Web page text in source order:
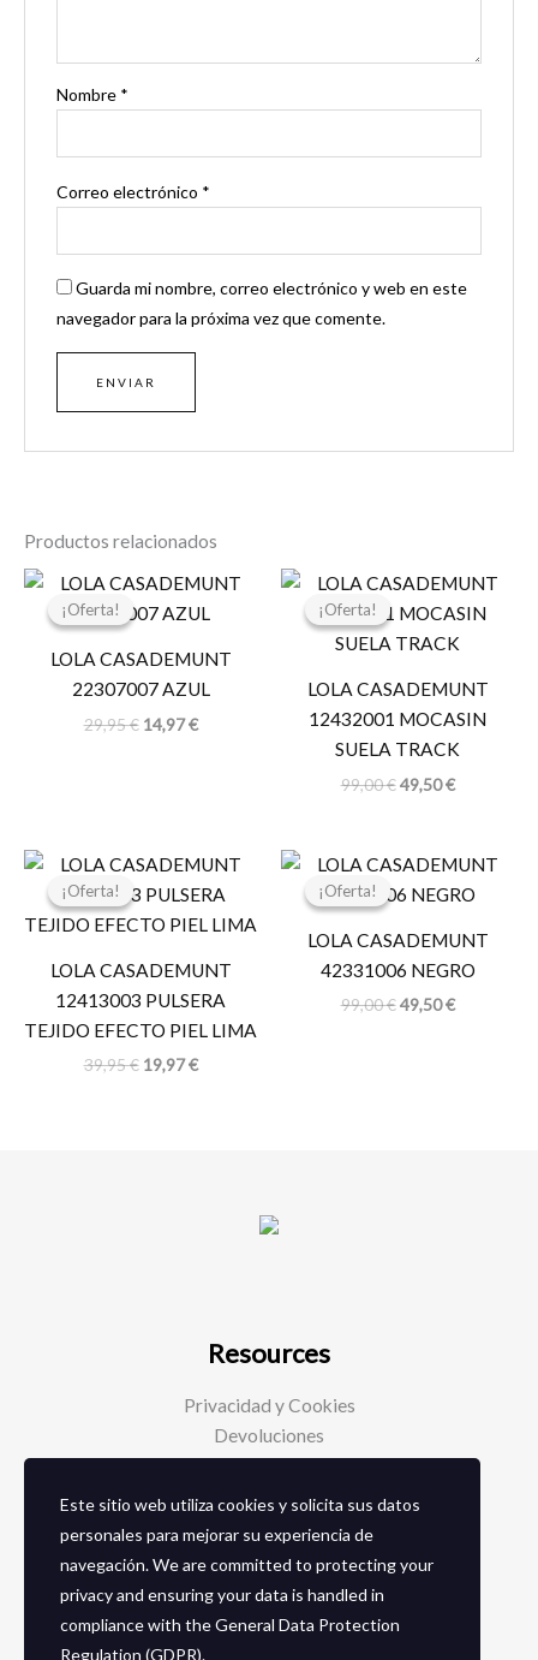
Nombre *
Correo electrónico *
Guarda mi nombre, correo electrónico y web en este
navegador para la próxima vez que comente.
Productos relacionados
¡Oferta!
¡Oferta!
LOLA CASADEMUNT
22307007 AZUL
29,95€
El
original
29,95 €.
14,97€
El
actual
14,97 €.
¡Oferta!
¡Oferta!
LOLA CASADEMUNT
12432001 MOCASIN
SUELA TRACK
99,00€
El
original
era:
49,50€
El
actual
es:
¡Oferta!
¡Oferta!
LOLA CASADEMUNT
12413003 PULSERA
TEJIDO EFECTO PIEL LIMA
39,95€
El
original
era:
19,97€
El
actual
es:
¡Oferta!
¡Oferta!
LOLA CASADEMUNT
42331006 NEGRO
99,00€
El
original
99,00 €.
49,50€
El
actual
49,50 €.
Resources
Privacidad y Cookies
Devoluciones
Social Media
Facebook
Instagram
Este sitio web utiliza cookies y solicita sus datos
personales para mejorar su experiencia de
navegación. We are committed to protecting your
privacy and ensuring your data is handled in
compliance with theGeneral Data Protection
Regulation (GDPR).